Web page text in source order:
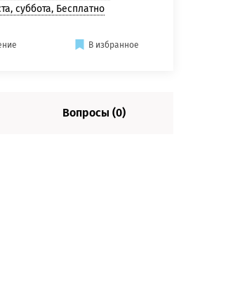
суббота, Бесплатно
В избранное
Вопросы (0)